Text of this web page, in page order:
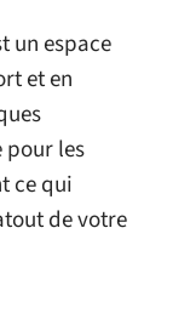
un espace
et en
pour les
ce qui
de votre